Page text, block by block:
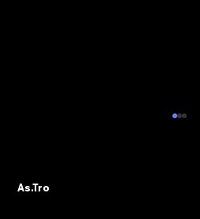
a firma del Presidente
As.Tro